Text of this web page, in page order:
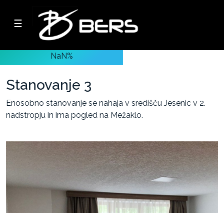
☰
Podjetje
Oddaja
lastnih
nepremičnin
-
prostori
NaN%
Stanovanje 3
Enosobno stanovanje se nahaja v središču Jesenic v 2.
nadstropju in ima pogled na Mežaklo.